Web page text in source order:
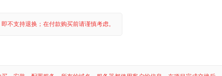
不支持退换；在付款购买前请谨慎考虑。